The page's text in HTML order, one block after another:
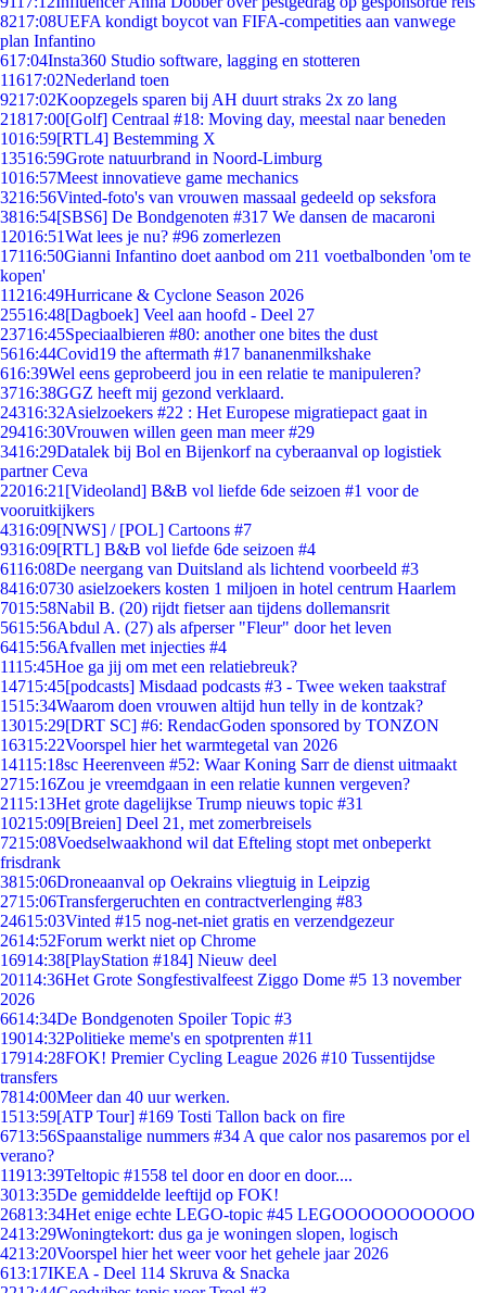
8217:08UEFA kondigt boycot van FIFA-competities aan vanwege
plan Infantino
617:04Insta360 Studio software, lagging en stotteren
11617:02Nederland toen
9217:02Koopzegels sparen bij AH duurt straks 2x zo lang
21817:00[Golf] Centraal #18: Moving day, meestal naar beneden
1016:59[RTL4] Bestemming X
13516:59Grote natuurbrand in Noord-Limburg
1016:57Meest innovatieve game mechanics
3216:56Vinted-foto's van vrouwen massaal gedeeld op seksfora
3816:54[SBS6] De Bondgenoten #317 We dansen de macaroni
12016:51Wat lees je nu? #96 zomerlezen
17116:50Gianni Infantino doet aanbod om 211 voetbalbonden 'om te
kopen'
11216:49Hurricane & Cyclone Season 2026
25516:48[Dagboek] Veel aan hoofd - Deel 27
23716:45Speciaalbieren #80: another one bites the dust
5616:44Covid19 the aftermath #17 bananenmilkshake
616:39Wel eens geprobeerd jou in een relatie te manipuleren?
3716:38GGZ heeft mij gezond verklaard.
24316:32Asielzoekers #22 : Het Europese migratiepact gaat in
29416:30Vrouwen willen geen man meer #29
3416:29Datalek bij Bol en Bijenkorf na cyberaanval op logistiek
partner Ceva
22016:21 [Videoland] B&B vol liefde 6de seizoen #1 voor de
vooruitkijkers
4316:09[NWS] / [POL] Cartoons #7
9316:09[RTL] B&B vol liefde 6de seizoen #4
6116:08De neergang van Duitsland als lichtend voorbeeld #3
8416:0730 asielzoekers kosten 1 miljoen in hotel centrum Haarlem
7015:58Nabil B. (20) rijdt fietser aan tijdens dollemansrit
5615:56Abdul A. (27) als afperser "Fleur" door het leven
6415:56Afvallen met injecties #4
1115:45Hoe ga jij om met een relatiebreuk?
14715:45[podcasts] Misdaad podcasts #3 - Twee weken taakstraf
1515:34Waarom doen vrouwen altijd hun telly in de kontzak?
13015:29[DRT SC] #6: RendacGoden sponsored by TONZON
16315:22Voorspel hier het warmtegetal van 2026
14115:18sc Heerenveen #52: Waar Koning Sarr de dienst uitmaakt
2715:16Zou je vreemdgaan in een relatie kunnen vergeven?
2115:13Het grote dagelijkse Trump nieuws topic #31
10215:09[Breien] Deel 21, met zomerbreisels
7215:08Voedselwaakhond wil dat Efteling stopt met onbeperkt
frisdrank
3815:06Droneaanval op Oekrains vliegtuig in Leipzig
2715:06Transfergeruchten en contractverlenging #83
24615:03Vinted #15 nog-net-niet gratis en verzendgezeur
2614:52Forum werkt niet op Chrome
16914:38[PlayStation #184] Nieuw deel
20114:36Het Grote Songfestivalfeest Ziggo Dome #5 13 november
2026
6614:34De Bondgenoten Spoiler Topic #3
19014:32Politieke meme's en spotprenten #11
17914:28FOK! Premier Cycling League 2026 #10 Tussentijdse
transfers
7814:00Meer dan 40 uur werken.
1513:59[ATP Tour] #169 Tosti Tallon back on fire
6713:56Spaanstalige nummers #34 A que calor nos pasaremos por el
verano?
11913:39Teltopic #1558 tel door en door en door....
3013:35De gemiddelde leeftijd op FOK!
26813:34Het enige echte LEGO-topic #45 LEGOOOOOOOOOOO
2413:29Woningtekort: dus ga je woningen slopen, logisch
4213:20Voorspel hier het weer voor het gehele jaar 2026
613:17IKEA - Deel 114 Skruva & Snacka